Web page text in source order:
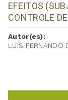
EFEITOS
CONTROLE
Autor(es):
LUÍS FERNANDO